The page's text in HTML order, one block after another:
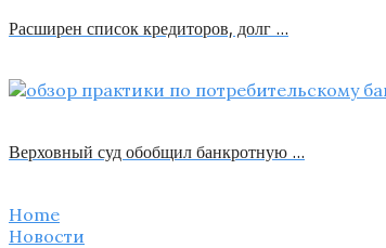
Расширен список кредиторов, долг …
Верховный суд обобщил банкротную …
Home
Новости